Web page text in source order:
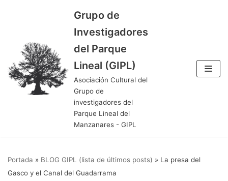
contenido
Grupo de
Investigadores
del Parque
Lineal (GIPL)
Asociación Cultural del
Grupo de
investigadores del
Parque Lineal del
Manzanares - GIPL
Portada » BLOG GIPL (lista de últimos posts) » La presa del
Gasco y el Canal del Guadarrama